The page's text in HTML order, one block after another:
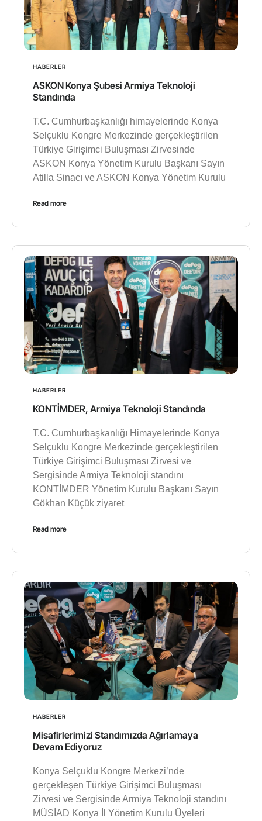
HABERLER
ASKON Konya Şubesi Armiya Teknoloji
Standında
T.C. Cumhurbaşkanlığı himayelerinde Konya
Selçuklu Kongre Merkezinde gerçekleştirilen
Türkiye Girişimci Buluşması Zirvesinde
ASKON Konya Yönetim Kurulu Başkanı Sayın
Atilla Sinacı ve ASKON Konya Yönetim Kurulu
Read more
HABERLER
KONTİMDER, Armiya Teknoloji Standında
T.C. Cumhurbaşkanlığı Himayelerinde Konya
Selçuklu Kongre Merkezinde gerçekleştirilen
Türkiye Girişimci Buluşması Zirvesi ve
Sergisinde Armiya Teknoloji standını
KONTİMDER Yönetim Kurulu Başkanı Sayın
Gökhan Küçük ziyaret
Read more
HABERLER
Misafirlerimizi Standımızda Ağırlamaya
Devam Ediyoruz
Konya Selçuklu Kongre Merkezi’nde
gerçekleşen Türkiye Girişimci Buluşması
Zirvesi ve Sergisinde Armiya Teknoloji standını
MÜSİAD Konya İl Yönetim Kurulu Üyeleri